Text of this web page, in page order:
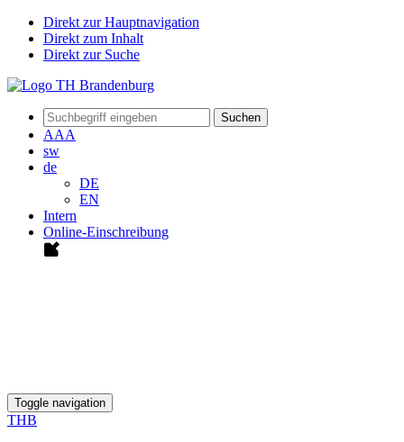
Direkt zur Hauptnavigation
Direkt zum Inhalt
Direkt zur Suche
Suchen
AAA
sw
de
DE
EN
Intern
Online-Einschreibung
Toggle navigation
THB